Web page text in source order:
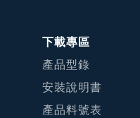
下載專區
產品型錄
安裝說明書
產品料號表